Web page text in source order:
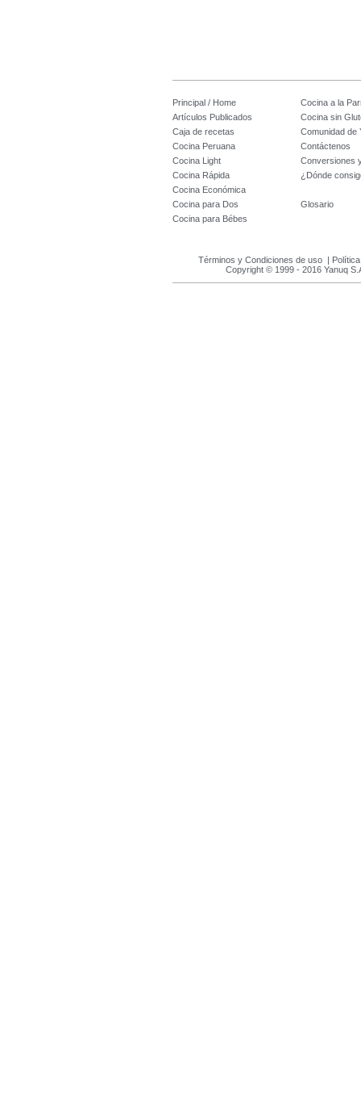
Principal / Home
Cocina a la
Artículos Publicados
Cocina sin
Caja de recetas
Comunidad de
Cocina Peruana
Contáctenos
Cocina Light
Conversiones
Cocina Rápida
¿Dónde
Cocina Económica
Cocina para Dos
Glosario
Cocina para Bébes
Términos y Condiciones de uso |
Copyright © 1999 - 2016 Yanuq